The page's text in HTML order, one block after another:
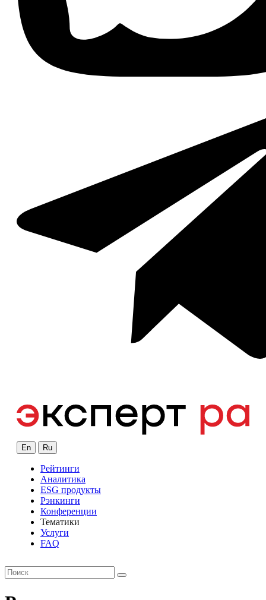
En Ru
Рейтинги
Аналитика
ESG продукты
Рэнкинги
Конференции
Тематики
Услуги
FAQ